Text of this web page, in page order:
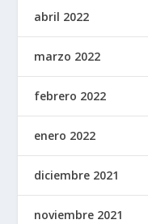
abril 2022
marzo 2022
febrero 2022
enero 2022
diciembre 2021
noviembre 2021